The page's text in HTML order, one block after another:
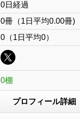
0日経過
0冊（1日平均0.00冊)
0（1日平均0）
0棚
プロフィール詳細